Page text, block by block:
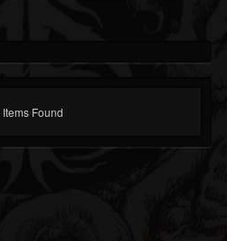
Items Found